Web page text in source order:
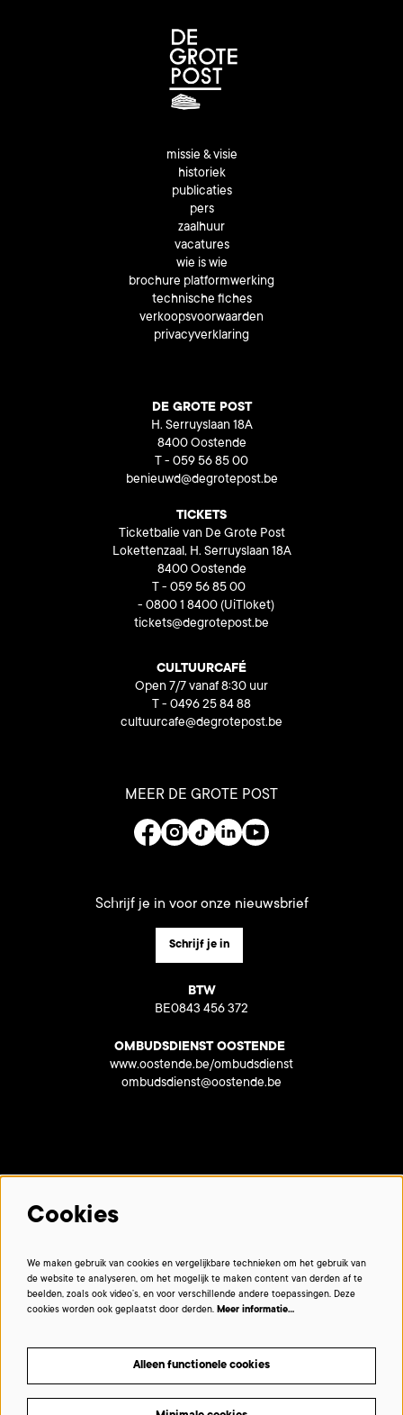
missie & visie
historiek
publicaties
pers
zaalhuur
vacatures
wie is wie
brochure platformwerking
technische fiches
verkoopsvoorwaarden
privacyverklaring
DE GROTE POST
H. Serruyslaan 18A
8400 Oostende
T - 059 56 85 00
benieuwd@degrotepost.be
TICKETS
Ticketbalie van De Grote Post
Lokettenzaal, H. Serruyslaan 18A
8400 Oostende
T - 059 56 85 00
- 0800 1 8400 (UiTloket)
tickets@degrotepost.be
CULTUURCAFÉ
Open 7/7 vanaf 8:30 uur
T - 0496 25 84 88
cultuurcafe@degrotepost.be
MEER DE GROTE POST
Schrijf je in voor onze nieuwsbrief
Schrijf je in
BTW
BE0843 456 372
OMBUDSDIENST OOSTENDE
www.oostende.be/ombudsdienst
ombudsdienst@oostende.be
Cookies
We maken gebruik van cookies en vergelijkbare technieken om het gebruik van
de website te analyseren, om het mogelijk te maken content van derden af te
beelden, zoals ook video’s, en voor verschillende andere toepassingen. Deze
cookies worden ook geplaatst door derden. Meer informatie…
Alleen functionele cookies